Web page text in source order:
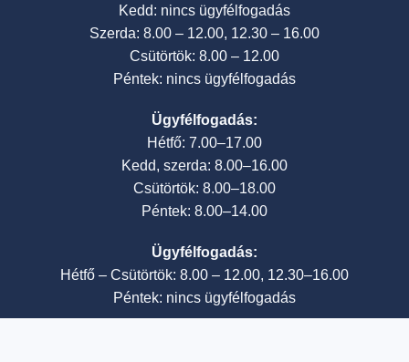
Kedd: nincs ügyfélfogadás
Szerda: 8.00 – 12.00, 12.30 – 16.00
Csütörtök: 8.00 – 12.00
Péntek: nincs ügyfélfogadás
Ügyfélfogadás:
Hétfő: 7.00–17.00
Kedd, szerda: 8.00–16.00
Csütörtök: 8.00–18.00
Péntek: 8.00–14.00
Ügyfélfogadás:
Hétfő – Csütörtök: 8.00 – 12.00, 12.30–16.00
Péntek: nincs ügyfélfogadás